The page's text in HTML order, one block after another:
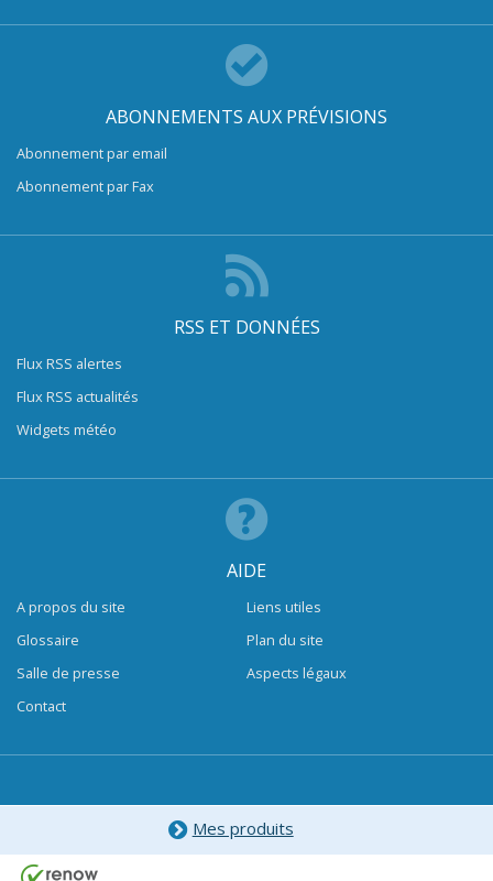
ABONNEMENTS AUX PRÉVISIONS
Abonnement par email
Abonnement par Fax
RSS ET DONNÉES
Flux RSS alertes
Flux RSS actualités
Widgets météo
AIDE
A propos du site
Glossaire
Salle de presse
Contact
Liens utiles
Plan du site
Aspects légaux
Mes produits